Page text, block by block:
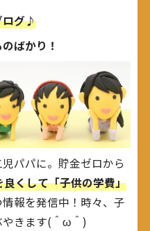
ログ♪
ばかり！
パパに。貯金ゼロから
良くして「子供の学費」
報を発信中！時々、子
やきます(＾ω＾)